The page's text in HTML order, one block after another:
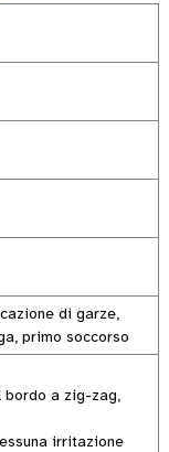
di garze,
primo soccorso
bordo a zig-zag,
irritazione